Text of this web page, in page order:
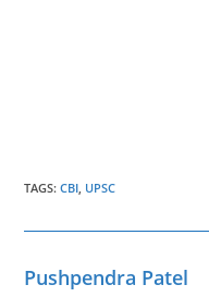
TAGS:CBI, UPSC
Pushpendra Patel